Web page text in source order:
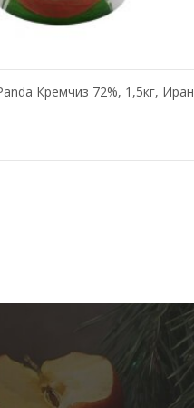
Кремчиз 72%, 1,5кг, Иран